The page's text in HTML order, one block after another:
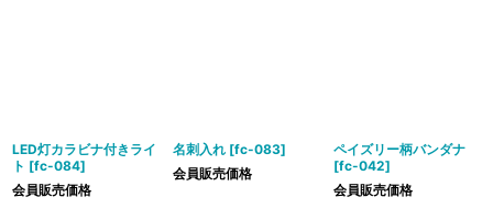
LED灯カラビナ付きライ
ト [fc-084]
会員販売価格
名刺入れ [fc-083]
会員販売価格
ペイズリー柄バンダナ
[fc-042]
会員販売価格